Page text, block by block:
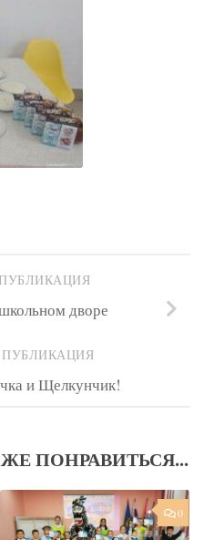
дворе
и Щелкунчик!
ПОНРАВИТЬСЯ...
0